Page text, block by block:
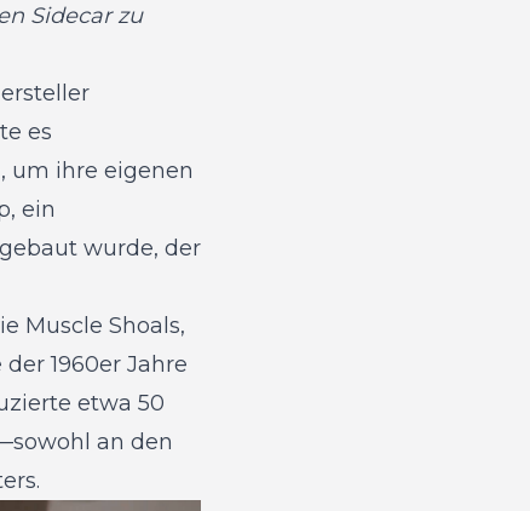
Sidecar zu
es
um ihre eigenen
ein
wurde, der
Muscle Shoals,
1960er Jahre
etwa 50
an den